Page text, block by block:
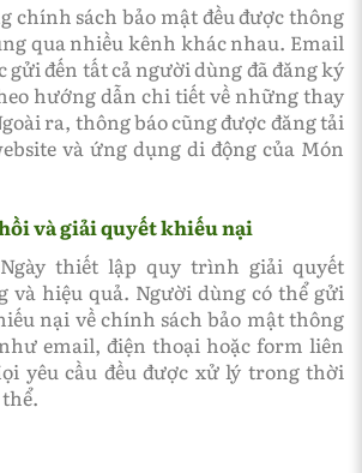
chính sách bảo mật đều được thông
qua nhiều kênh khác nhau. Email
gửi đến tất cả người dùng đã đăng ký
hướng dẫn chi tiết về những thay
ra, thông báo cũng được đăng tải
và ứng dụng di động của Món
và giải quyết khiếu nại
thiết lập quy trình giải quyết
và hiệu quả. Người dùng có thể gửi
nại về chính sách bảo mật thông
email, điện thoại hoặc form liên
yêu cầu đều được xử lý trong thời